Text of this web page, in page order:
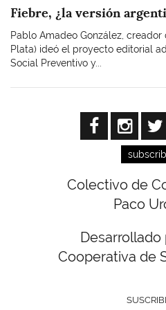
Fiebre, ¿la versión
Pablo Amadeo González,
Plata) ideó el proyecto editorial
Social Preventivo y...
Colectivo de
Paco
Cooperativa de